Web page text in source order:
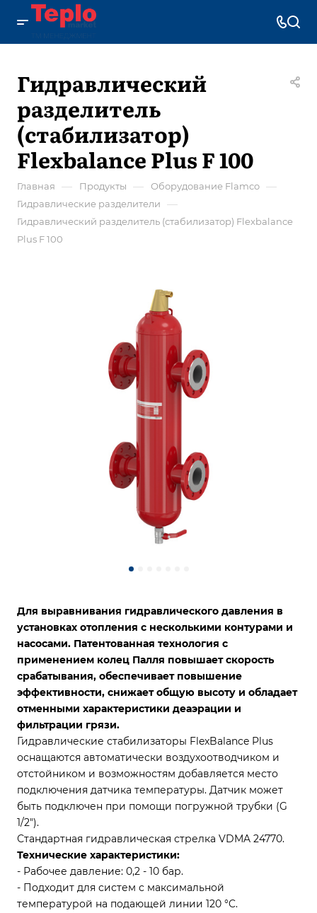
Гидравлический
разделитель
(стабилизатор)
Flexbalance Plus F 100
Главная — Продукты — Оборудование Flamco —
Гидравлические разделители —
Гидравлический разделитель (стабилизатор) Flexbalance
Plus F 100
Для выравнивания гидравлического давления в
установках отопления с несколькими контурами и
насосами. Патентованная технология с
применением колец Палля повышает скорость
срабатывания, обеспечивает повышение
эффективности, снижает общую высоту и обладает
отменными характеристики деаэрации и
фильтрации грязи.
Гидравлические стабилизаторы FlexBalance Plus
оснащаются автоматически воздухоотводчиком и
отстойником и возможностям добавляется место
подключения датчика температуры. Датчик может
быть подключен при помощи погружной трубки (G
1/2").
Стандартная гидравлическая стрелка VDMA 24770.
Технические характеристики:
- Рабочее давление: 0,2 - 10 бар.
- Подходит для систем с максимальной
температурой на подающей линии 120 °C.